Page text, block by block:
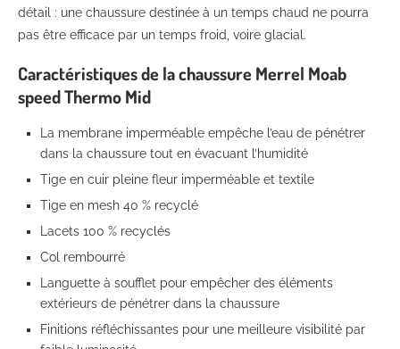
détail : une chaussure destinée à un temps chaud ne pourra
pas être efficace par un temps froid, voire glacial.
Caractéristiques de la chaussure Merrel Moab
speed Thermo Mid
La membrane imperméable empêche l’eau de pénétrer
dans la chaussure tout en évacuant l’humidité
Tige en cuir pleine fleur imperméable et textile
Tige en mesh 40 % recyclé
Lacets 100 % recyclés
Col rembourré
Languette à soufflet pour empêcher des éléments
extérieurs de pénétrer dans la chaussure
Finitions réfléchissantes pour une meilleure visibilité par